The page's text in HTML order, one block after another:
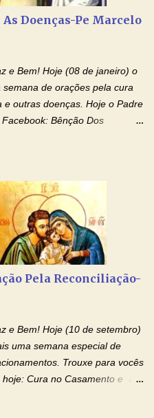
e pela possibilidade
a vida de estudante nem
exige uma série de
As Doenças-Pe Marcelo
e Bem! Hoje (08 de janeiro) o
de orações pela cura
outras doenças. Hoje o Padre
Bênção Dos
Dos Enfermos O Senhor
defender, dentro de vós,
pra vos conduzir; atrás de vós
vos abençoar. Ele que vive
Amém! Oração De Cura De
suplicamos no poder de Teu
de todo Nome, que todos
em minha linha de
Pela Reconciliação-
e Bem! Hoje (10 de setembro)
uma semana especial de
Trouxe para vocês
Cura no Casamento e a